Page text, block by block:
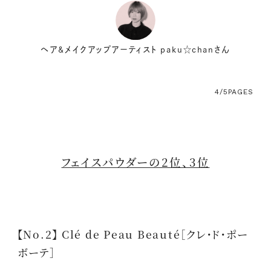
ヘア&メイクアップアーティスト paku☆chanさん
4/5 PAGES
フェイスパウダーの2位、3位
【No.2】 Clé de Peau Beauté［クレ・ド・ポー
ボーテ］